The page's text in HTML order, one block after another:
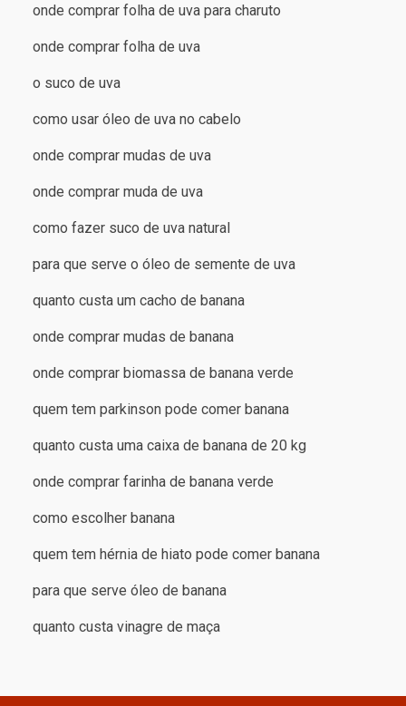
onde comprar folha de uva para charuto
onde comprar folha de uva
o suco de uva
como usar óleo de uva no cabelo
onde comprar mudas de uva
onde comprar muda de uva
como fazer suco de uva natural
para que serve o óleo de semente de uva
quanto custa um cacho de banana
onde comprar mudas de banana
onde comprar biomassa de banana verde
quem tem parkinson pode comer banana
quanto custa uma caixa de banana de 20 kg
onde comprar farinha de banana verde
como escolher banana
quem tem hérnia de hiato pode comer banana
para que serve óleo de banana
quanto custa vinagre de maça